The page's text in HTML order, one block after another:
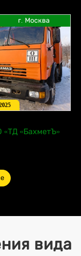
г. Москва
«ТД «БахметЪ»
вида